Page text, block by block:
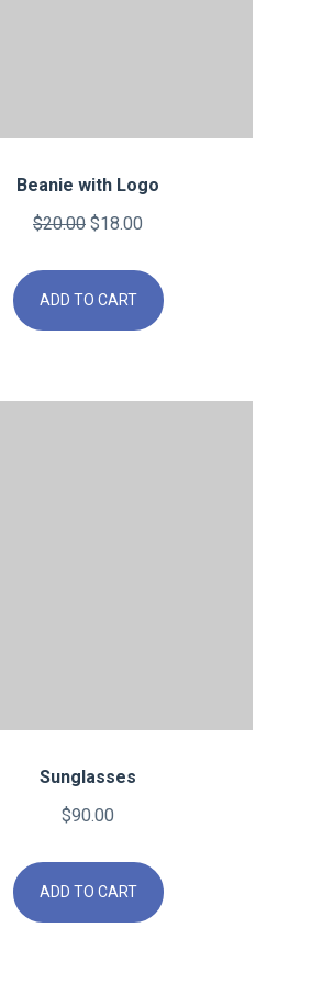
Beanie with Logo
$20.00 Original
was:
$20.00.
$18.00
is:
$18.00.
ADD TO CART
Sunglasses
$90.00
ADD TO CART